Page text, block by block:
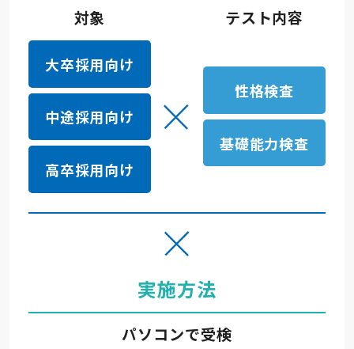
中途採用で使う
高卒採用で使う
解決できる課題
事例
サポート体制
よくある質問
セミナー情報
対象
大卒採用向け
中途採用向け
高卒採用向け
テスト内容
性格検査
基礎能力検査
実施方法
パソコンで受検